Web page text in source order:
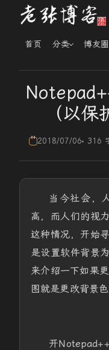
首页 分类 博友圈
（以保
2018/07/06 316
当今社会，
高，而人们的视
这种情况，开始
是设置软件背景
来介绍一下如果
图就是更改背景色
开